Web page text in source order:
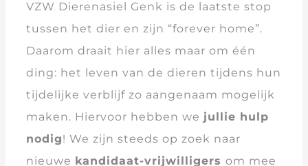
VZW Dierenasiel Genk is de laatste stop
tussen het dier en zijn “forever home”.
Daarom draait hier alles maar om één
ding: het leven van de dieren tijdens hun
tijdelijke verblijf zo aangenaam mogelijk
maken. Hiervoor hebben we jullie hulp
nodig! We zijn steeds op zoek naar
nieuwe kandidaat-vrijwilligers om mee